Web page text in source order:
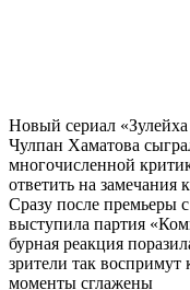
Новый сериал «Зулейха
Чулпан Хаматова
многочисленной
ответить на замечания
Сразу после премьеры
выступила партия
бурная реакция
зрители так воспримут
моменты сглажены